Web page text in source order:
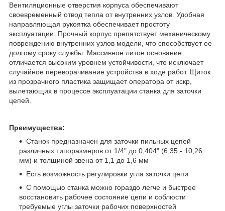
Вентиляционные отверстия корпуса обеспечивают
своевременный отвод тепла от внутренних узлов. Удобная
направляющая рукоятка обеспечивает простоту
эксплуатации. Прочный корпус препятствует механическому
повреждению внутренних узлов модели, что способствует ее
долгому сроку службы. Массивное литое основание
отличается высоким уровнем устойчивости, что исключает
случайное переворачивание устройства в ходе работ. Щиток
из прозрачного пластика защищает оператора от искр,
вылетающих в процессе эксплуатации станка для заточки
цепей.
Преимущества:
Станок предназначен для заточки пильных цепей
различных типоразмеров от 1/4" до 0,404" (6,35 - 10,26
мм) и толщиной звена от 1,1 до 1,6 мм
Есть возможность регулировки угла заточки цепи
С помощью станка можно гораздо легче и быстрее
восстановить рабочее состояние цепи и соблюсти
требуемые углы заточки рабочих поверхностей